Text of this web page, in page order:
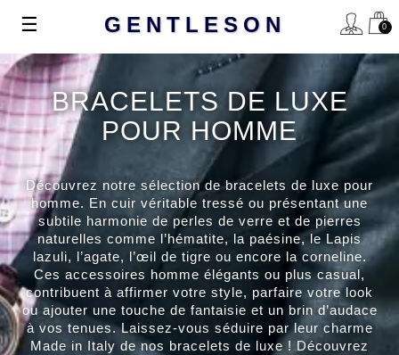
Basculer
navigation
☰ GENTLESON 0
BRACELETS DE LUXE
POUR HOMME
Découvrez notre sélection de bracelets de luxe pour
homme. En cuir véritable tressé ou présentant une
subtile harmonie de perles de verre et de pierres
naturelles comme l’hématite, la paésine, le Lapis
lazuli, l’agate, l’œil de tigre ou encore la corneline.
Ces accessoires homme élégants ou plus casual,
contribuent à affirmer votre style, parfaire votre look
ou ajouter une touche de fantaisie et un brin d’audace
à vos tenues. Laissez-vous séduire par leur charme
Made in Italy de nos bracelets de luxe ! Découvrez